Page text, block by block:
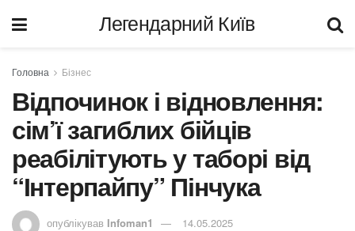
Легендарний Київ
Головна Бізнес
Відпочинок і відновлення:
сім’ї загиблих бійців
реабілітують у таборі від
“Інтерпайпу” Пінчука
опублікував Infoman1 14.05.2025